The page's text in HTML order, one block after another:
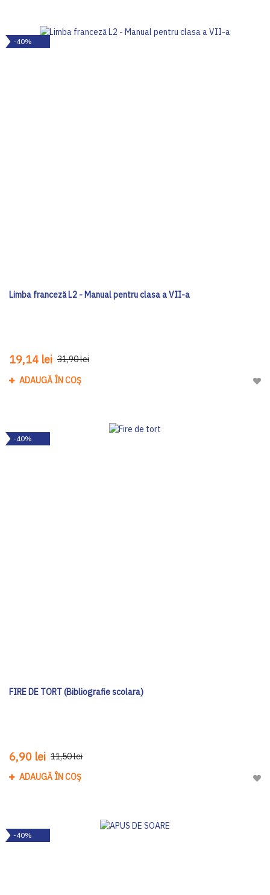
-40%
Limba franceză L2 - Manual pentru clasa a VII-a
19,14 lei 31,90 lei
ADAUGĂ ÎN COȘ
-40%
FIRE DE TORT (Bibliografie scolara)
6,90 lei 11,50 lei
ADAUGĂ ÎN COȘ
-40%